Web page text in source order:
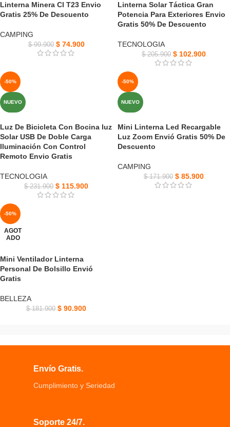
Linterna Minera Cl T23 Envio
Gratis 25% De Descuento
CAMPING
$99.900 $74.900
Linterna Solar Táctica Gran
Potencia Para Exteriores Envio
Gratis 50% De Descuento
TECNOLOGIA
$205.900 $ 102.900
-50%
NUEVO
Luz De Bicicleta Con Bocina luz
Solar USB De Doble Carga
Iluminación Con Control
Remoto Envio Gratis
TECNOLOGIA
$231.900 $ 115.900
-50%
NUEVO
Mini Linterna Led Recargable
Luz Zoom Envió Gratis 50% De
Descuento
CAMPING
$171.900 $ 85.900
-50%
AGOT
ADO
Mini Ventilador Linterna
Personal De Bolsillo Envió
Gratis
BELLEZA
$181.900 $ 90.900
Envío Gratis.
Cumplimiento y Seriedad
Soporte 24/7.